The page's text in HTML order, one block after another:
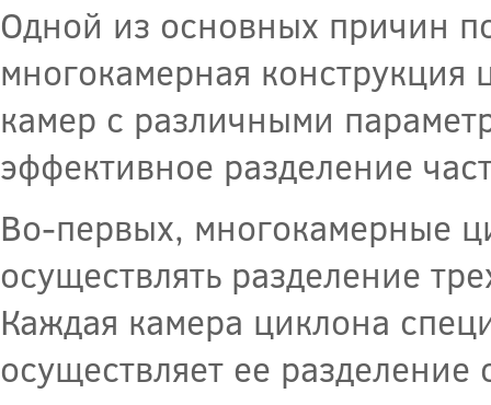
Одной из основных причин
многокамерная конструкция
камер с различными
эффективное разделение
Во-первых, многокамерные
осуществлять разделение
Каждая камера циклона
осуществляет ее